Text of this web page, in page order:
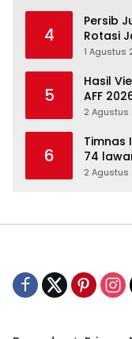
4
Persib
Rotasi
Percaya
1 Agustus
5
Hasil
AFF
Terbuka
2 Agustus
6
Timnas
74
Pecah
2 Agustus